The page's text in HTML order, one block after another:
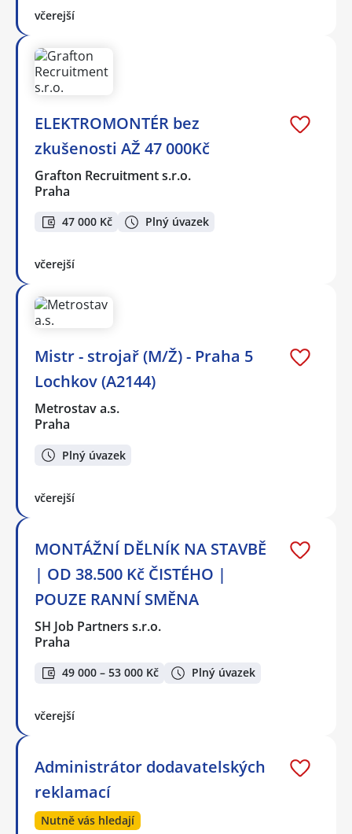
včerejší
ELEKTROMONTÉR bez
zkušenosti AŽ 47 000Kč
Grafton Recruitment s.r.o.
Praha
47 000 Kč Plný úvazek
včerejší
Mistr - strojař (M/Ž) - Praha 5
Lochkov (A2144)
Metrostav a.s.
Praha
Plný úvazek
včerejší
MONTÁŽNÍ DĚLNÍK NA STAVBĚ
| OD 38.500 Kč ČISTÉHO |
POUZE RANNÍ SMĚNA
SH Job Partners s.r.o.
Praha
49 000 – 53 000 Kč Plný úvazek
včerejší
Administrátor dodavatelských
reklamací
Nutně vás hledají